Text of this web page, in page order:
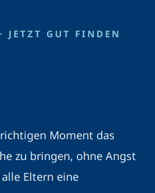
JETZT GUT FINDEN
Moment das
zu bringen, ohne Angst
Eltern eine